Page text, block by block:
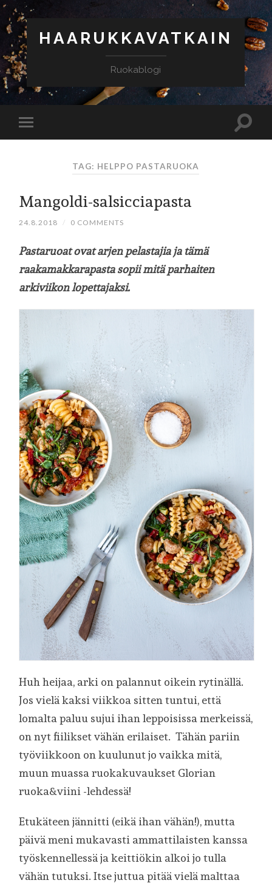
HAARUKKAVATKAIN
Ruokablogi
TAG: HELPPO PASTARUOKA
Mangoldi-salsicciapasta
24.8.2018 / 0 COMMENTS
Pastaruoat ovat arjen pelastajia ja tämä
raakamakkarapasta sopii mitä parhaiten
arkiviikon lopettajaksi.
Huh heijaa, arki on palannut oikein rytinällä.
Jos vielä kaksi viikkoa sitten tuntui, että
lomalta paluu sujui ihan leppoisissa merkeissä,
on nyt fiilikset vähän erilaiset. Tähän pariin
työviikkoon on kuulunut jo vaikka mitä,
muun muassa ruokakuvaukset Glorian
ruoka&viini -lehdessä!
Etukäteen jännitti (eikä ihan vähän!), mutta
päivä meni mukavasti ammattilaisten kanssa
työskennellessä ja keittiökin alkoi jo tulla
vähän tutuksi. Itse juttua pitää vielä malttaa